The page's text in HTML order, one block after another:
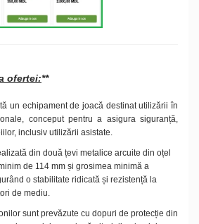
ofertei:**
un echipament de joacă destinat utilizării în
conceput pentru a asigura siguranță,
inclusiv utilizării asistate.
din două țevi metalice arcuite din oțel
de 114 mm și grosimea minimă a
o stabilitate ridicată și rezistență la
de mediu.
sunt prevăzute cu dopuri de protecție din